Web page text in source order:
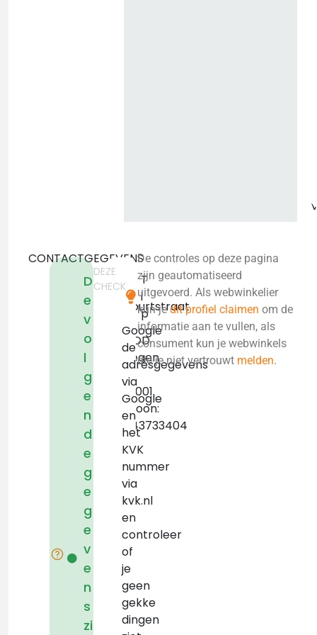
CONTACTGEGEVENS
D
e
v
o
l
g
e
n
d
e
g
e
g
e
v
e
n
s
zi
Dr.
De
Blecourtstraat
6541DD
Nijmegen
KVK:
09161001
Telefoon:
+31243733404
T
i
p
Google
de
adresgegevens
via
Google
en
het
KVK
nummer
via
kvk.nl
en
controleer
of
je
geen
gekke
dingen
DEZE
CHECK
De controles op deze pagina
zijn geautomatiseerd
uitgevoerd. Als webwinkelier
kun jedit profiel claimen om de
informatie aan te vullen, als
consument kun je webwinkels
die je niet vertrouwt melden.